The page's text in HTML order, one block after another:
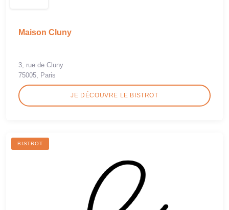
Maison Cluny
3, rue de Cluny
75005, Paris
JE DÉCOUVRE LE BISTROT
BISTROT